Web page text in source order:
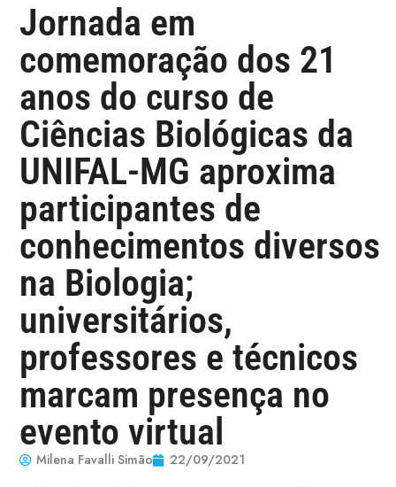
Jornada em
comemoração dos 21
anos do curso de
Ciências Biológicas da
UNIFAL-MG aproxima
participantes de
conhecimentos diversos
na Biologia;
universitários,
professores e técnicos
marcam presença no
evento virtual
Milena Favalli Simão 22/09/2021